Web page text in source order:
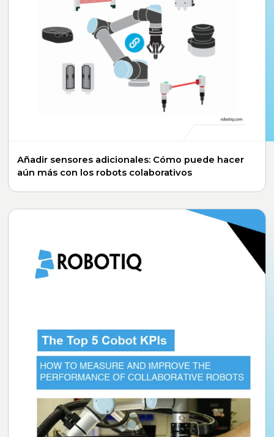
Añadir sensores adicionales: Cómo puede hacer
aún más con los robots colaborativos